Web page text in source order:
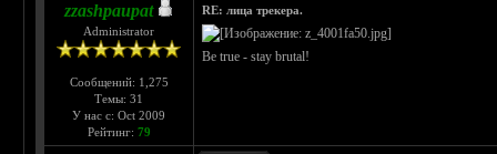
zzashpaupat
Administrator
Сообщений: 1,275
Темы: 31
У нас с: Oct 2009
Рейтинг: 79
RE: лица трекера.
Be true - stay brutal!